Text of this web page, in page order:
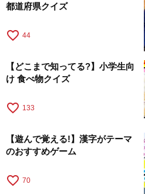
都道府県クイズ
favorite_border 44
【どこまで知ってる?】小学生向
け 食べ物クイズ
favorite_border 133
【遊んで覚える!】漢字がテーマ
のおすすめゲーム
favorite_border 70